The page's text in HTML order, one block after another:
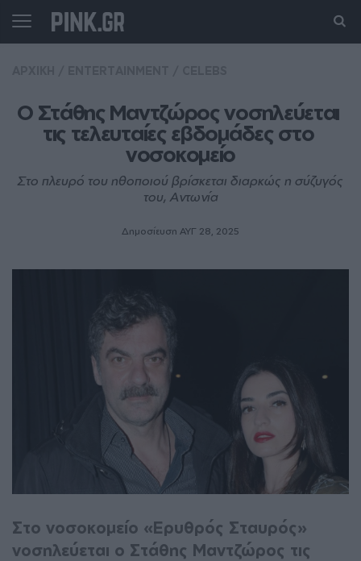
Ο Στάθης Μαντζώρος νοσηλεύεται
τις τελευταίες εβδομάδες στο
νοσοκομείο
Στο πλευρό του ηθοποιού βρίσκεται διαρκώς η σύζυγός
του, Αντωνία
Δημοσίευση ΑΥΓ 28, 2025
Στο νοσοκομείο «Ερυθρός Σταυρός»
νοσηλεύεται ο Στάθης Μαντζώρος τις